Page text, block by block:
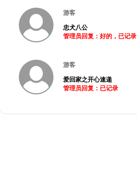
游客
忠犬八公
管理员回复：好的，已记录
游客
爱回家之开心速递
管理员回复：已记录